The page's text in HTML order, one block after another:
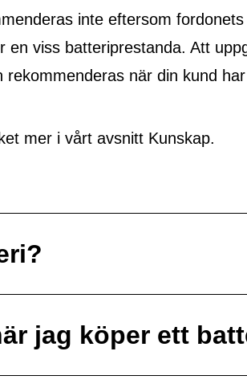
inte eftersom fordonets
viss batteriprestanda. Att
när din kund
mer i vårt avsnitt Kunskap.
jag köper ett